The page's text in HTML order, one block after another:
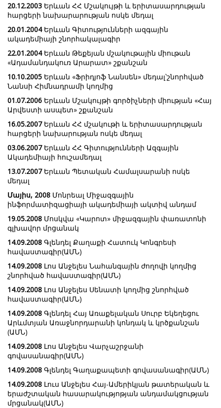
20.12.2003 Երևան ՀՀ Մշակույթի և երիտասարդության
հարցերի նախարարության ոսկե մեդալ
20.01.2004Երևան Գիտությունների ազգային
ակադեմիայի շնորհակալագիր
22.01.2004Երևան Թեքեյան մշակութային միութան
«Ադամանդակուռ Արարատ» շքանշան
10.10.2005 Երևան «Ֆրիդյոֆ Նանսեն» մեդալ՝շնորհված
Նանսի Հիմնադրամի կողմից
01.07.2006 Երևան Մշակույթի գործիչների միության «Հայ
Արվեստի ասպետ» շքանշան
16.05.2007Երևան ՀՀ մշակութի և երիտասարդության
հարցերի նախարության ոսկե մեդալ
03.06.2007Երևան ՀՀ Գիտությունների Ազգային
Ակադեմիայի հուշամեդալ
13.07.2007Երևան Պետական Համալսարանի ոսկե
մեդալ
Մայիս, 2008 Մոնրեալ Միջազգային
ինֆորմատիզացիայի ակադեմիայի ակտիվ անդամ
19.05.2008 Մոսկվա «Կարոտ» միջազգային փառատոնի
գլխավոր մրցանակ
14.09.2008 Գլենդել Քաղաքի Հատուկ Կոնգրեսի
հավաստագիր(ԱՄՆ)
14.09.2008 Լոս Անջելես Նահանգային ժողովի կողմից
շնորհված հավաստագիր(ԱՄՆ)
14.09.2008 Լոս Անջելես Սենատի կողմից շնորհված
հավաստագիր(ԱՄՆ)
14.09.2008 Գլենդել Հայ Առաքելական Սուրբ Եկեղեցու
Արևմտյան Առաջնորդարանի կոնդակ և կրծքանշան
(ԱՄՆ)
14.09.2008 Լոս Անջելես Վարչաշրջանի
գովասանագիր(ԱՄՆ)
14.09.2008 Գլենդել Գաղաքապետի գովասանագիր(ԱՄՆ)
14.09.2008 Լուս Անջելես Հայ-Ամերիկյան թատերական և
երաժշտական հասարակությոթյան անդամակցության
մրցանակ(ԱՄՆ)